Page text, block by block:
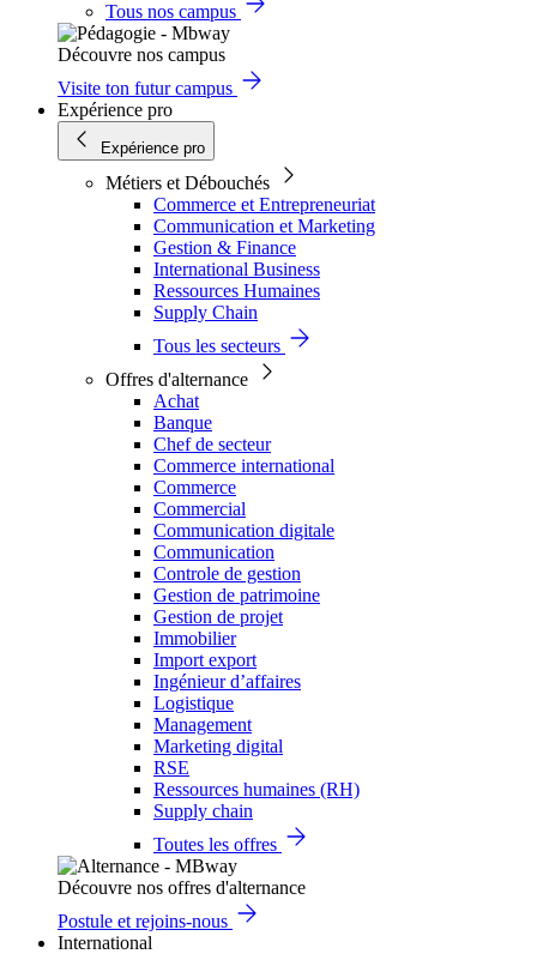
Tous nos campus
Découvre nos campus
Visite ton futur campus
Expérience pro
Expérience pro
Métiers et Débouchés
Commerce et Entrepreneuriat
Communication et Marketing
Gestion & Finance
International Business
Ressources Humaines
Supply Chain
Tous les secteurs
Offres d'alternance
Achat
Banque
Chef de secteur
Commerce international
Commerce
Commercial
Communication digitale
Communication
Controle de gestion
Gestion de patrimoine
Gestion de projet
Immobilier
Import export
Ingénieur d’affaires
Logistique
Management
Marketing digital
RSE
Ressources humaines (RH)
Supply chain
Toutes les offres
Découvre nos offres d'alternance
Postule et rejoins-nous
International